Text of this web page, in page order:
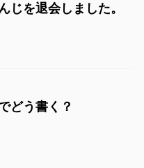
じを退会しました。
どう書く？